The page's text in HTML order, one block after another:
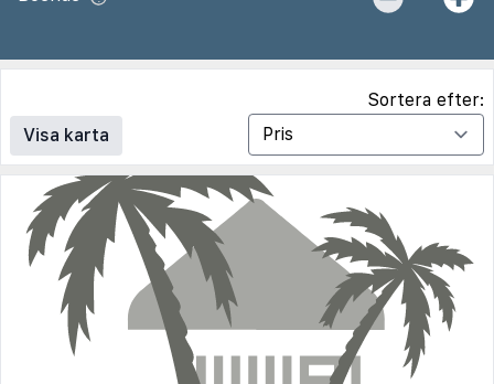
Visa karta
Sortera efter: